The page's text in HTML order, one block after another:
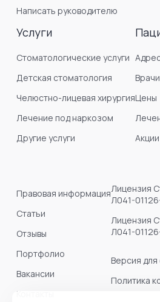
Написать руководителю
Услуги
Стоматологические услуги
Детская стоматология
Челюстно-лицевая хирургия
Лечение под наркозом
Другие услуги
Врачи
Цены
Правовая информация
Статьи
Отзывы
Портфолио
Вакансии
Контакты
Лицензия
Л041-
Лицензия
Л041-
Версия
Политика